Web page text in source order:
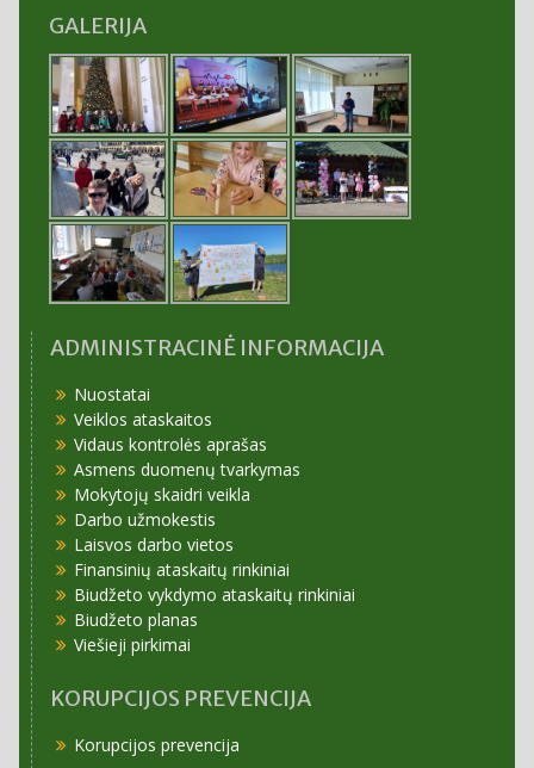
GALERIJA
ADMINISTRACINĖ INFORMACIJA
Nuostatai
Veiklos ataskaitos
Vidaus kontrolės aprašas
Asmens duomenų tvarkymas
Mokytojų skaidri veikla
Darbo užmokestis
Laisvos darbo vietos
Finansinių ataskaitų rinkiniai
Biudžeto vykdymo ataskaitų rinkiniai
Biudžeto planas
Viešieji pirkimai
KORUPCIJOS PREVENCIJA
Korupcijos prevencija